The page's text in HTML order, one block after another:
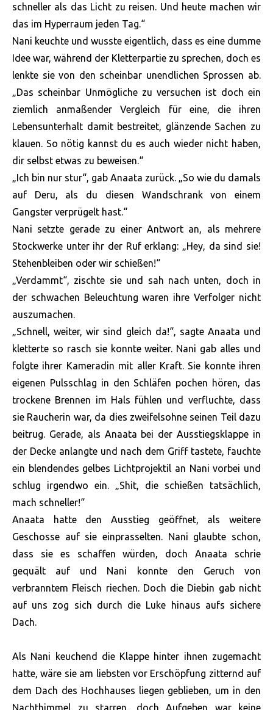
schneller als das Licht zu reisen. Und heute machen wir
das im Hyperraum jeden Tag.“
Nani keuchte und wusste eigentlich, dass es eine dumme
Idee war, während der Kletterpartie zu sprechen, doch es
lenkte sie von den scheinbar unendlichen Sprossen ab.
„Das scheinbar Unmögliche zu versuchen ist doch ein
ziemlich anmaßender Vergleich für eine, die ihren
Lebensunterhalt damit bestreitet, glänzende Sachen zu
klauen. So nötig kannst du es auch wieder nicht haben,
dir selbst etwas zu beweisen.“
„Ich bin nur stur“, gab Anaata zurück. „So wie du damals
auf Deru, als du diesen Wandschrank von einem
Gangster verprügelt hast.“
Nani setzte gerade zu einer Antwort an, als mehrere
Stockwerke unter ihr der Ruf erklang: „Hey, da sind sie!
Stehenbleiben oder wir schießen!“
„Verdammt“, zischte sie und sah nach unten, doch in
der schwachen Beleuchtung waren ihre Verfolger nicht
auszumachen.
„Schnell, weiter, wir sind gleich da!“, sagte Anaata und
kletterte so rasch sie konnte weiter. Nani gab alles und
folgte ihrer Kameradin mit aller Kraft. Sie konnte ihren
eigenen Pulsschlag in den Schläfen pochen hören, das
trockene Brennen im Hals fühlen und verfluchte, dass
sie Raucherin war, da dies zweifelsohne seinen Teil dazu
beitrug. Gerade, als Anaata bei der Ausstiegsklappe in
der Decke anlangte und nach dem Griff tastete, fauchte
ein blendendes gelbes Lichtprojektil an Nani vorbei und
schlug irgendwo ein. „Shit, die schießen tatsächlich,
mach schneller!“
Anaata hatte den Ausstieg geöffnet, als weitere
Geschosse auf sie einprasselten. Nani glaubte schon,
dass sie es schaffen würden, doch Anaata schrie
gequält auf und Nani konnte den Geruch von
verbranntem Fleisch riechen. Doch die Diebin gab nicht
auf uns zog sich durch die Luke hinaus aufs sichere
Dach.
Als Nani keuchend die Klappe hinter ihnen zugemacht
hatte, wäre sie am liebsten vor Erschöpfung zitternd auf
dem Dach des Hochhauses liegen geblieben, um in den